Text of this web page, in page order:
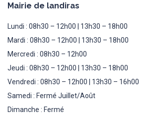
Mairie de landiras
Lundi : 08h30 – 12h00 | 13h30 – 18h00
Mardi : 08h30 – 12h00 | 13h30 – 18h00
Mercredi : 08h30 – 12h00
Jeudi : 08h30 – 12h00 | 13h30 – 18h00
Vendredi : 08h30 – 12h00 | 13h30 – 16h00
Samedi : Fermé Juillet/Août
Dimanche : Fermé